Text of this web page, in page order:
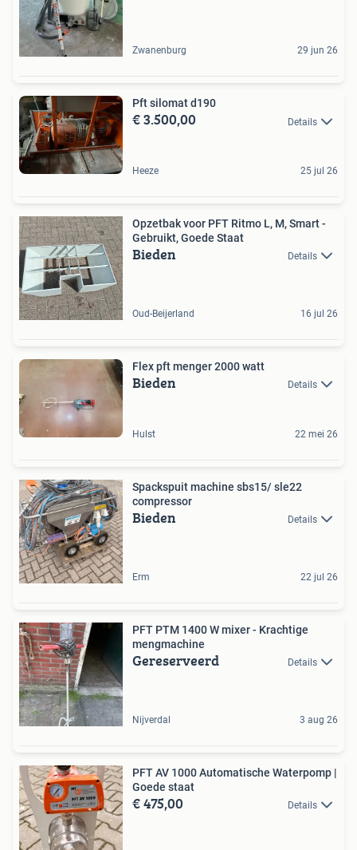
Zwanenburg 29 jun 26
Pft silomat d190
€ 3.500,00 Details
Heeze 25 jul 26
Opzetbak voor PFT Ritmo L, M, Smart -
Gebruikt, Goede Staat
Bieden Details
Oud-Beijerland 16 jul 26
Flex pft menger 2000 watt
Bieden Details
Hulst 22 mei 26
Spackspuit machine sbs15/ sle22
compressor
Bieden Details
Erm 22 jul 26
PFT PTM 1400 W mixer - Krachtige
mengmachine
Gereserveerd Details
Nijverdal 3 aug 26
PFT AV 1000 Automatische Waterpomp |
Goede staat
€ 475,00 Details